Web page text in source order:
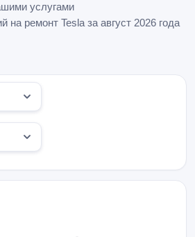
услугами
на ремонт Tesla за август 2026 года